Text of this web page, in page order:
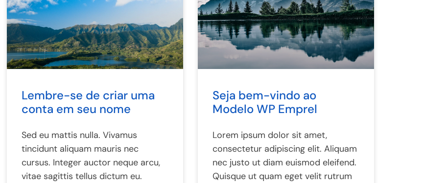
Lembre-se de criar uma
conta em seu nome
Sed eu mattis nulla. Vivamus
tincidunt aliquam mauris nec
cursus. Integer auctor neque arcu,
vitae sagittis tellus dictum eu.
Seja bem-vindo ao
Modelo WP Emprel
Lorem ipsum dolor sit amet,
consectetur adipiscing elit. Aliquam
nec justo ut diam euismod eleifend.
Quisque ut quam eget velit rutrum